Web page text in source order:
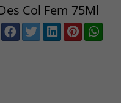
Col Fem 75Ml